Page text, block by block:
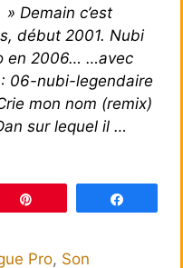
Demain c’est
début 2001. Nubi
en 2006… …avec
06-nubi-legendaire
mon nom (remix)
sur lequel il …
Pro, Son